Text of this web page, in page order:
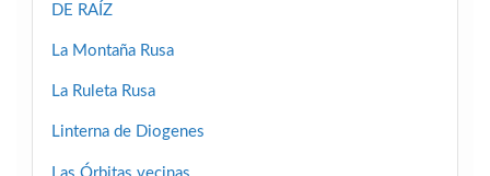
DE RAÍZ
La Montaña Rusa
La Ruleta Rusa
Linterna de Diogenes